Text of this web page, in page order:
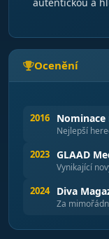
Ocenění
2016 Nominace
Nejlepší
2023 GLAAD
Vynikající
2024 Diva
Za